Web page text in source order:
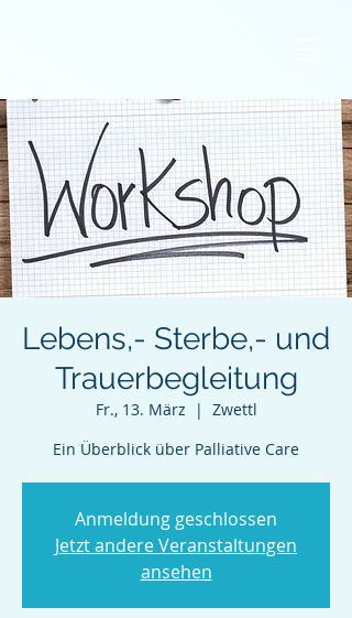
Lebens,- Sterbe,- und
Trauerbegleitung
Fr., 13. März
  |
Zwettl
Ein Überblick über Palliative Care
Anmeldung geschlossen
Jetzt andere Veranstaltungen
ansehen